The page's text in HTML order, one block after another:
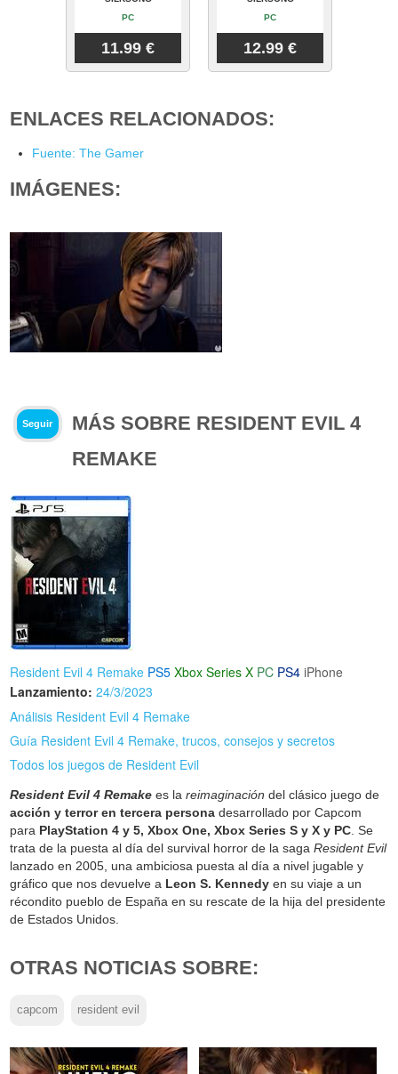
PC
11.99 €
PC
12.99 €
ENLACES RELACIONADOS:
Fuente: The Gamer
IMÁGENES:
Seguir
MÁS SOBRE RESIDENT EVIL 4
REMAKE
Resident Evil 4 Remake PS5 Xbox Series X PC PS4 iPhone
Lanzamiento: 24/3/2023
Análisis Resident Evil 4 Remake
Guía Resident Evil 4 Remake, trucos, consejos y secretos
Todos los juegos de Resident Evil
Resident Evil 4 Remake es lareimaginación del clásico juego de
acción y terror en tercera persona desarrollado por Capcom
para PlayStation 4 y 5, Xbox One, Xbox Series S y X y PC . Se
trata de la puesta al día del survival horror de la sagaResident Evil
lanzado en 2005, una ambiciosa puesta al día a nivel jugable y
gráfico que nos devuelve a Leon S. Kennedy en su viaje a un
récondito pueblo de España en su rescate de la hija del presidente
de Estados Unidos.
OTRAS NOTICIAS SOBRE:
capcom resident evil